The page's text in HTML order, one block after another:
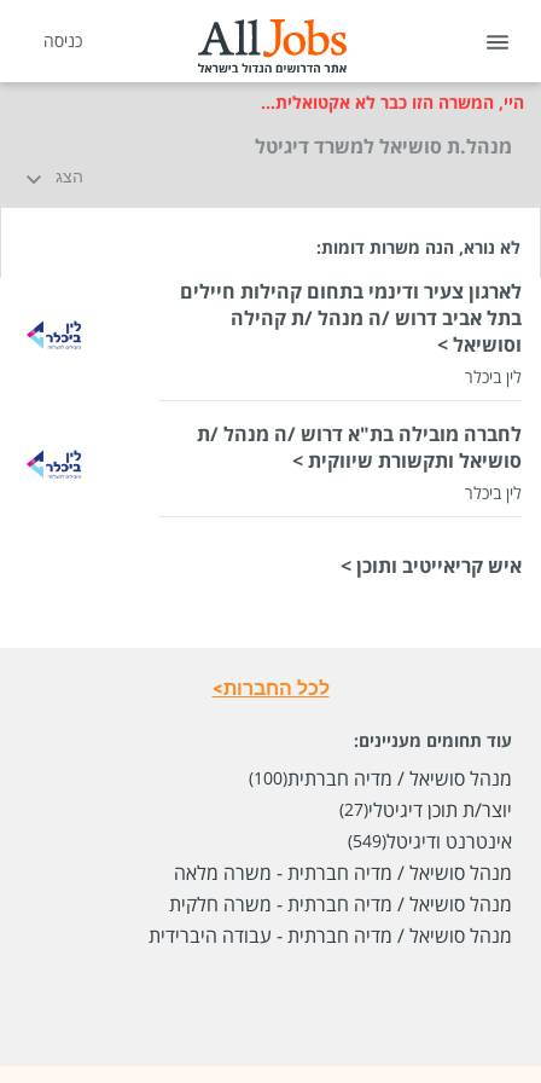
כניסה
היי, המשרה הזו כבר לא אקטואלית...
מנהל.ת סושיאל למשרד דיגיטל
הצג
שכר
המעסיק לא סיפר לנו
סוג משרה
משרה מלאה
מיקום
תל אביב יפו
לפני חודש
לא נורא, הנה משרות דומות:
לארגון צעיר ודינמי בתחום קהילות חיילים
בתל אביב דרוש /ה מנהל /ת קהילה
וסושיאל >
לין ביכלר
לחברה מובילה בת"א דרוש /ה מנהל /ת
סושיאל ותקשורת שיווקית >
לין ביכלר
איש קריאייטיב ותוכן >
לכל החברות>
עוד תחומים מעניינים:
מנהל סושיאל / מדיה חברתית(100)
יוצר/ת תוכן דיגיטלי(27)
אינטרנט ודיגיטל(549)
מנהל סושיאל / מדיה חברתית - משרה מלאה
מנהל סושיאל / מדיה חברתית - משרה חלקית
מנהל סושיאל / מדיה חברתית - עבודה היברידית